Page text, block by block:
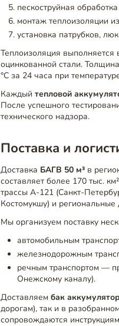
пескоструйная
монтаж теплоизоляции
установка патрубков,
Теплоизоляция
оцинкованной стали.
°C за 24 часа при
Каждыйтепловой
После успешного
технического надзора.
Поставка и
Доставка БАГВ 50 м³ в
составляет более 170 тыс.
трассы А-121 (Санкт-
Костомукшу) и региональные
Мы организуем поставку
автомобильным
железнодорожным
речным транспортом —
Онежскому каналу).
Доставляембак
дорогам), так и в
сопровождаются